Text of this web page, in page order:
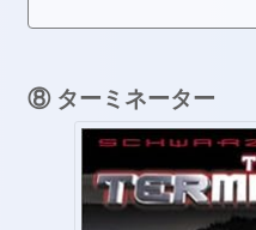
⑧ ターミネーター